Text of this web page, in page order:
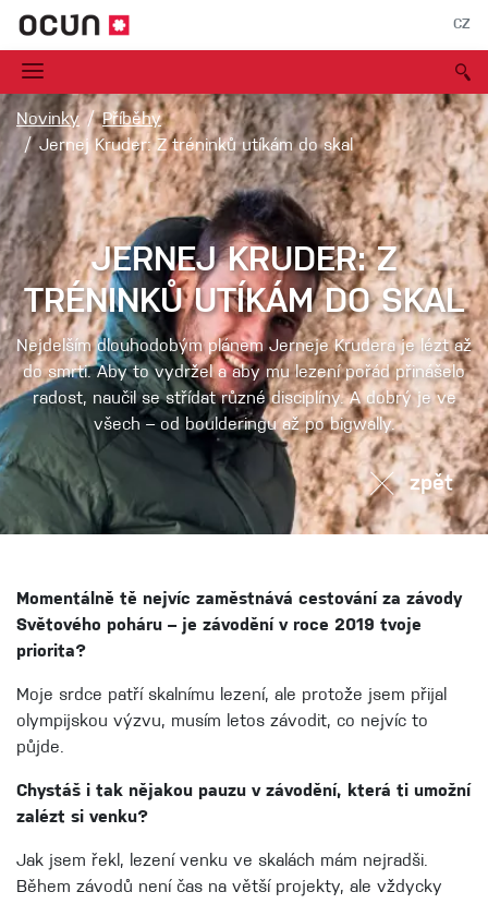
CZ
Novinky
Příběhy
Jernej Kruder: Z tréninků utíkám do skal
JERNEJ KRUDER: Z
TRÉNINKŮ UTÍKÁM DO SKAL
Nejdelším dlouhodobým plánem Jerneje Krudera je lézt až
do smrti. Aby to vydržel a aby mu lezení pořád přinášelo
radost, naučil se střídat různé disciplíny. A dobrý je ve
všech – od boulderingu až po bigwally.
zpět
Momentálně tě nejvíc zaměstnává cestování za závody
Světového poháru – je závodění v roce 2019 tvoje
priorita?
Moje srdce patří skalnímu lezení, ale protože jsem přijal
olympijskou výzvu, musím letos závodit, co nejvíc to
půjde.
Chystáš i tak nějakou pauzu v závodění, která ti umožní
zalézt si venku?
Jak jsem řekl, lezení venku ve skalách mám nejradši.
Během závodů není čas na větší projekty, ale vždycky